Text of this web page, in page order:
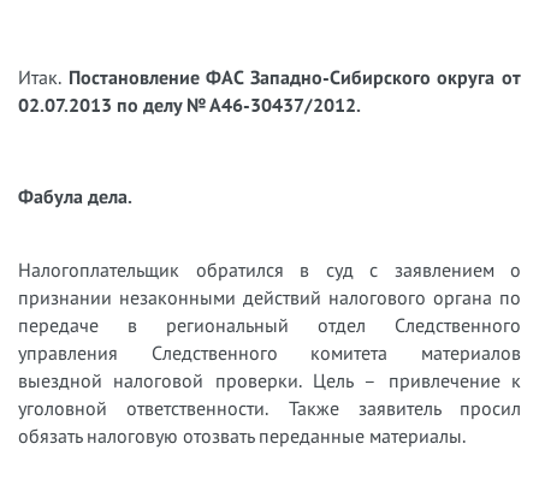
Итак. Постановление ФАС Западно-Сибирского округа от
02.07.2013 по делу № А46-30437/2012.
Фабула дела.
Налогоплательщик обратился в суд с заявлением о
признании незаконными действий налогового органа по
передаче в региональный отдел Следственного
управления Следственного комитета материалов
выездной налоговой проверки. Цель – привлечение к
уголовной ответственности. Также заявитель просил
обязать налоговую отозвать переданные материалы.